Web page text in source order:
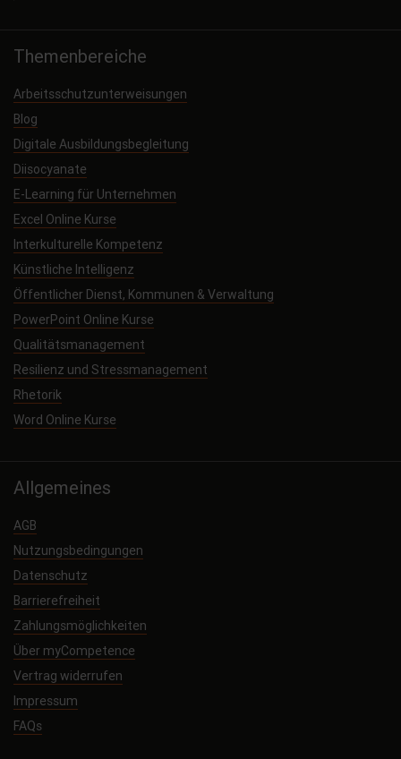
Themenbereiche
Arbeitsschutzunterweisungen
Blog
Digitale Ausbildungsbegleitung
Diisocyanate
E-Learning für Unternehmen
Excel Online Kurse
Interkulturelle Kompetenz
Künstliche Intelligenz
Öffentlicher Dienst, Kommunen & Verwaltung
PowerPoint Online Kurse
Qualitätsmanagement
Resilienz und Stressmanagement
Rhetorik
Word Online Kurse
Allgemeines
AGB
Nutzungsbedingungen
Datenschutz
Barrierefreiheit
Zahlungsmöglichkeiten
Über myCompetence
Vertrag widerrufen
Impressum
FAQs